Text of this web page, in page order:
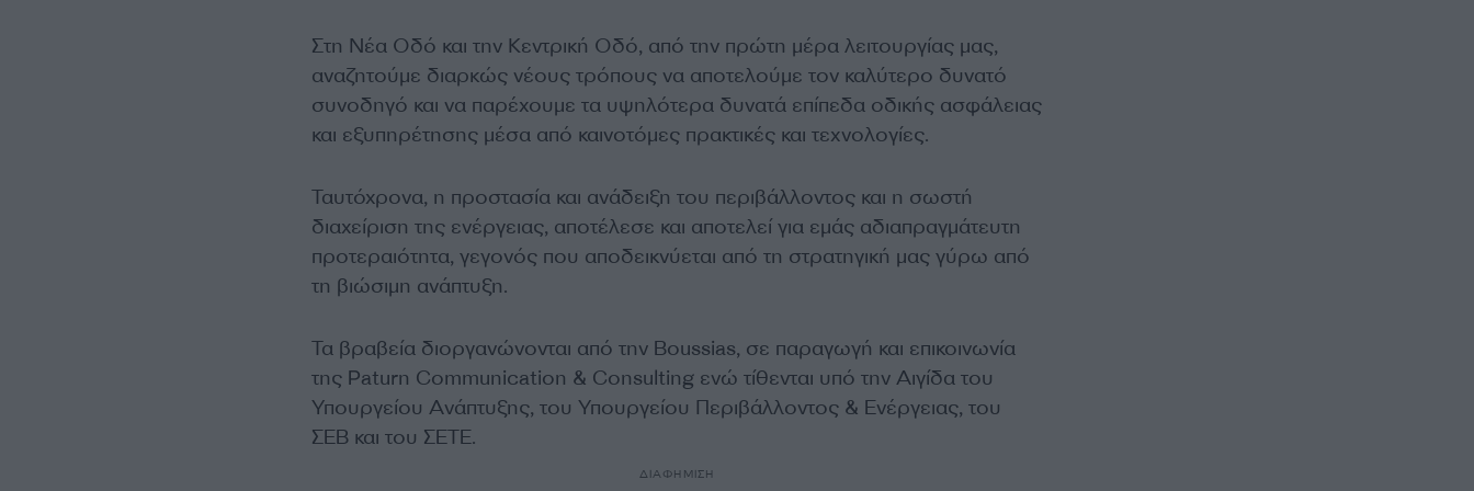
Στη Νέα Οδό και την Κεντρική Οδό, από την πρώτη μέρα λειτουργίας μας,
αναζητούμε διαρκώς νέους τρόπους να αποτελούμε τον καλύτερο δυνατό
συνοδηγό και να παρέχουμε τα υψηλότερα δυνατά επίπεδα οδικής ασφάλειας
και εξυπηρέτησης μέσα από καινοτόμες πρακτικές και τεχνολογίες.
Ταυτόχρονα, η προστασία και ανάδειξη του περιβάλλοντος και η σωστή
διαχείριση της ενέργειας, αποτέλεσε και αποτελεί για εμάς αδιαπραγμάτευτη
προτεραιότητα, γεγονός που αποδεικνύεται από τη στρατηγική μας γύρω από
τη βιώσιμη ανάπτυξη.
Τα βραβεία διοργανώνονται από την Boussias, σε παραγωγή και επικοινωνία
της Paturn Communication & Consulting ενώ τίθενται υπό την Αιγίδα του
Υπουργείου Ανάπτυξης, του Υπουργείου Περιβάλλοντος & Ενέργειας, του
ΣΕΒ και του ΣΕΤΕ.
ΔΙΑΦΗΜΙΣΗ